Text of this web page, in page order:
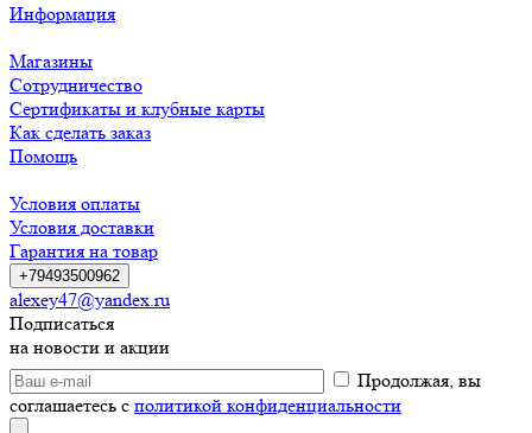
Информация
Магазины
Сотрудничество
Сертификаты и клубные карты
Как сделать заказ
Помощь
Условия оплаты
Условия доставки
Гарантия на товар
+79493500962
alexey47@yandex.ru
Подписаться
на новости и акции
Продолжая, вы
соглашаетесь с политикой конфиденциальности